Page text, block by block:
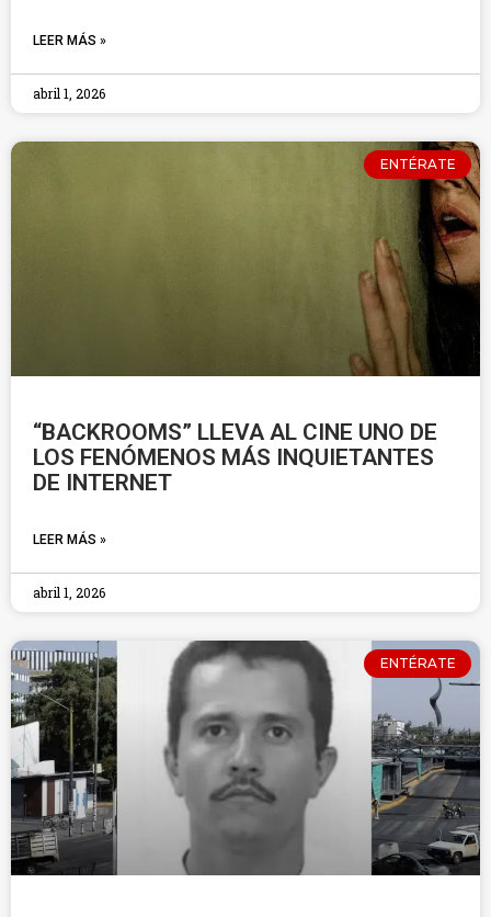
LEER MÁS »
abril 1, 2026
ENTÉRATE
“BACKROOMS” LLEVA AL CINE UNO DE
LOS FENÓMENOS MÁS INQUIETANTES
DE INTERNET
LEER MÁS »
abril 1, 2026
ENTÉRATE